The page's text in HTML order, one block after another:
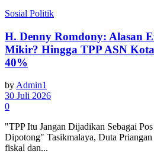
Sosial Politik
H. Denny Romdony: Alasan
Mikir? Hingga TPP ASN
40%
by Admin1
30 Juli 2026
0
"TPP Itu Jangan Dijadikan Sebagai
Dipotong" Tasikmalaya, Duta
fiskal dan...